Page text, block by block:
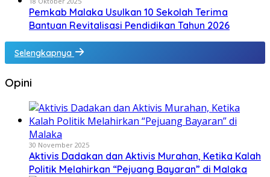
Pemkab Malaka Usulkan 10 Sekolah Terima
Bantuan Revitalisasi Pendidikan Tahun 2026
Selengkapnya
Opini
30 November 2025
Aktivis Dadakan dan Aktivis Murahan, Ketika Kalah
Politik Melahirkan “Pejuang Bayaran” di Malaka